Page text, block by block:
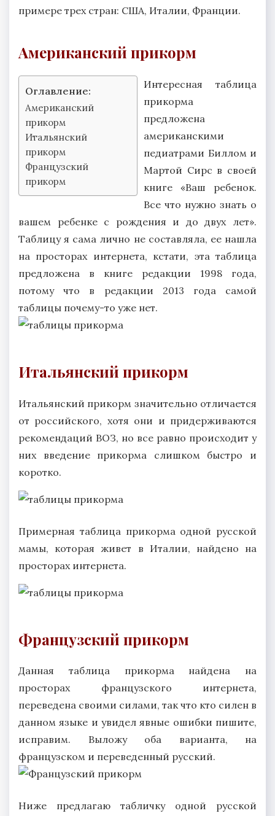
примере трех стран: США, Италии, Франции.
Американский прикорм
Оглавление:
Американский
прикорм
Итальянский
прикорм
Французский
прикорм
Интересная таблица
прикорма
предложена
американскими
педиатрами Биллом и
Мартой Сирс в своей
книге «Ваш ребенок.
Все что нужно знать о
вашем ребенке с рождения и до двух лет».
Таблицу я сама лично не составляла, ее нашла
на просторах интернета, кстати, эта таблица
предложена в книге редакции 1998 года,
потому что в редакции 2013 года самой
таблицы почему-то уже нет.
Итальянский прикорм
Итальянский прикорм значительно отличается
от российского, хотя они и придерживаются
рекомендаций ВОЗ, но все равно происходит у
них введение прикорма слишком быстро и
коротко.
Примерная таблица прикорма одной русской
мамы, которая живет в Италии, найдено на
просторах интернета.
Французский прикорм
Данная таблица прикорма найдена на
просторах французского интернета,
переведена своими силами, так что кто силен в
данном языке и увидел явные ошибки пишите,
исправим. Выложу оба варианта, на
французском и переведенный русский.
Ниже предлагаю табличку одной русской